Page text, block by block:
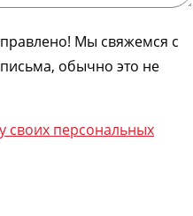
Мы свяжемся с
обычно это не
своих персональных